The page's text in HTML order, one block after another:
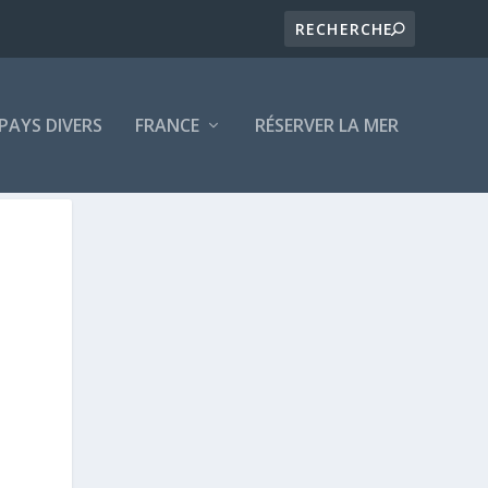
DIVERS FRANCE RÉSERVER LA MER